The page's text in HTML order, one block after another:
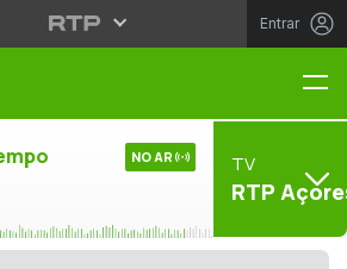
Entrar
NO AR TV
RTP